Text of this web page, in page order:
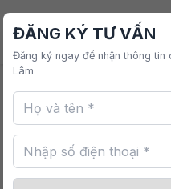
VINFAST PHÚ
ĐĂNG KÝ TƯ VẤN
Đăng ký ngay để nhận thông tin
Lâm